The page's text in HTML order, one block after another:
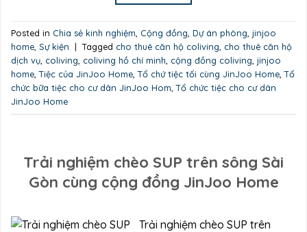
Posted in Chia sẻ kinh nghiệm Cộng đồng Dự án phòng jinjoo
home Sự kiện | Tagged cho thuê căn hộ coliving cho thuê căn hộ
dịch vụ coliving coliving hồ chí minh cộng đồng coliving jinjoo
home ,Tiệc của JinJoo Home ,Tổ chứ tiệc tối cùng JinJoo Home ,Tổ
chức bữa tiệc cho cư dân JinJoo Hom ,Tổ chức tiệc cho cư dân
JinJoo Home
Trải nghiệm chèo SUP trên sông Sài
Gòn cùng cộng đồng JinJoo Home
Trải nghiệm chèo SUP trên